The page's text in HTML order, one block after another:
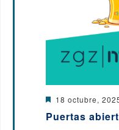
Puertas
D
s
18 octubre,